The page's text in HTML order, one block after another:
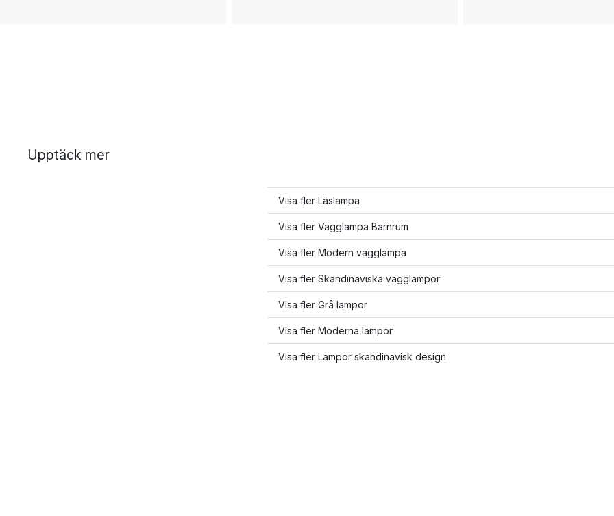
Upptäck mer
Visa fler Läslampa
Visa fler Vägglampa Barnrum
Visa fler Modern vägglampa
Visa fler Skandinaviska vägglampor
Visa fler Grå lampor
Visa fler Moderna lampor
Visa fler Lampor skandinavisk design